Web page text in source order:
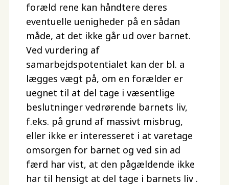
foræld rene kan håndtere deres
eventuelle uenigheder på en sådan
måde, at det ikke går ud over barnet.
Ved vurdering af
samarbejdspotentialet kan der bl. a
lægges vægt på, om en forælder er
uegnet til at del tage i væsentlige
beslutninger vedrørende barnets liv,
f.eks. på grund af massivt misbrug,
eller ikke er interesseret i at varetage
omsorgen for barnet og ved sin ad
færd har vist, at den pågældende ikke
har til hensigt at del tage i barnets liv .